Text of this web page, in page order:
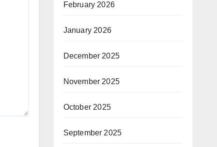
February 2026
January 2026
December 2025
November 2025
October 2025
September 2025